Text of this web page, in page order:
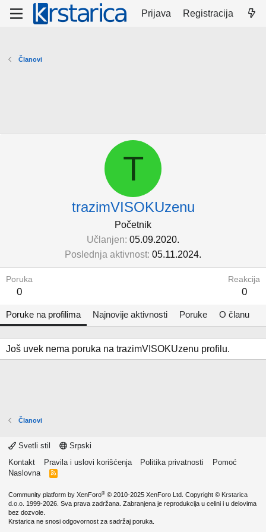
Prijava Registracija
Članovi
T
trazimVISOKUzenu
Početnik
Učlanjen 05.09.2020.
Poslednja aktivnost 05.11.2024.
Poruka
0
Reakcija
0
Poruke na profilima Najnovije aktivnosti Poruke O članu
Još uvek nema poruka na trazimVISOKUzenu profilu.
Članovi
Svetli stil
Srpski
Kontakt
Pravila i uslovi korišćenja Politika privatnosti
Pomoć
Naslovna
R
Community platform by XenForo® © 2010-2025 XenForo Ltd. Copyright © Krstarica
d.o.o. 1999-2026. Sva prava zadržana. Zabranjena je reprodukcija u celini i u delovima
bez dozvole.
Krstarica ne snosi odgovornost za sadržaj poruka.